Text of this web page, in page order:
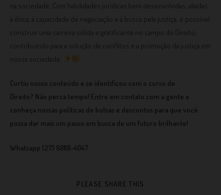
na sociedade. Com habilidades jurídicas bem desenvolvidas, aliadas
à ética, à capacidade de negociação e à busca pela justiça, é possível
construir uma carreira sólida e gratificante no campo do Direito,
contribuindo para a solução de conflitos e a promoção da justiça em
nossa sociedade.
Curtiu nosso conteúdo e se identificou com o curso de
Direito? Não perca tempo! Entre em contato com a gente e
conheça nossas políticas de bolsas e descontos para que você
possa dar mais um passo em busca de um futuro brilhante!
Whatsapp (27) 98118-4047
PLEASE SHARE THIS